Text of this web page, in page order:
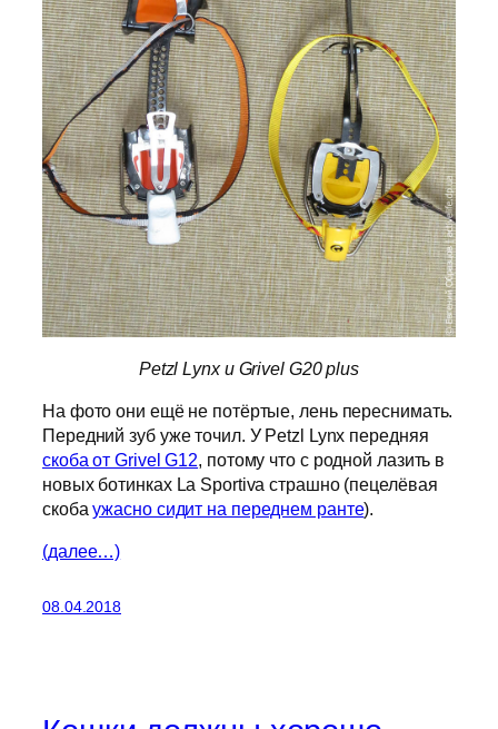
Petzl Lynx и Grivel G20 plus
На фото они ещё не потёртые, лень переснимать.
Передний зуб уже точил. У Petzl Lynx передняя
скоба от Grivel G12, потому что с родной лазить в
новых ботинках La Sportiva страшно (пецелёвая
скобаужасно сидит на переднем ранте).
(далее…)
08.04.2018